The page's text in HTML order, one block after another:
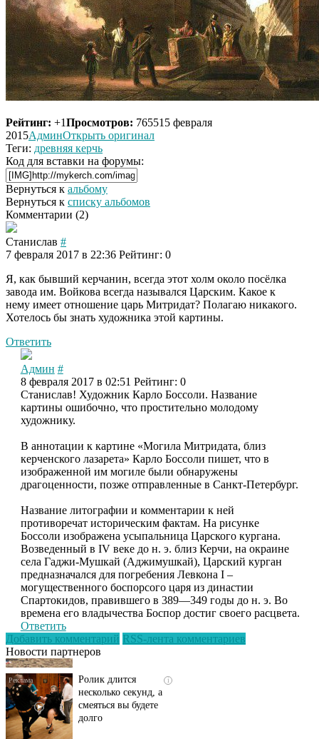
Рейтинг: +1Просмотров: 765515 февраля
2015АдминОткрыть оригинал
Теги: древняя керчь
Код для вставки на форумы:
Вернуться к альбому
Вернуться к списку альбомов
Комментарии (2)
Станислав #
7 февраля 2017 в 22:36 Рейтинг: 0
Я, как бывший керчанин, всегда этот холм около посёлка
завода им. Войкова всегда назывался Царским. Какое к
нему имеет отношение царь Митридат? Полагаю никакого.
Хотелось бы знать художника этой картины.
Ответить
Админ #
8 февраля 2017 в 02:51 Рейтинг: 0
Станислав! Художник Карло Боссоли. Название
картины ошибочно, что простительно молодому
художнику.
В аннотации к картине «Могила Митридата, близ
керченского лазарета» Карло Боссоли пишет, что в
изображенной им могиле были обнаружены
драгоценности, позже отправленные в Санкт-Петербург.
Название литографии и комментарии к ней
противоречат историческим фактам. На рисунке
Боссоли изображена усыпальница Царского кургана.
Возведенный в IV веке до н. э. близ Керчи, на окраине
села Гаджи-Мушкай (Аджимушкай), Царский курган
предназначался для погребения Левкона I –
могущественного боспорсого царя из династии
Спартокидов, правившего в 389—349 годы до н. э. Во
времена его владычества Боспор достиг своего расцвета.
Ответить
Добавить комментарий RSS-лента комментариев
Новости партнеров
i
Скрытая камера на
пляже Крыма: Что
люди вытворяют, когда
несколько секунд, а
смеяться вы будете
долго